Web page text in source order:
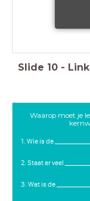
Slide 10 - Link
Waarop moet je
1. Wie is de
2. Staat er veel
3. Wat is de